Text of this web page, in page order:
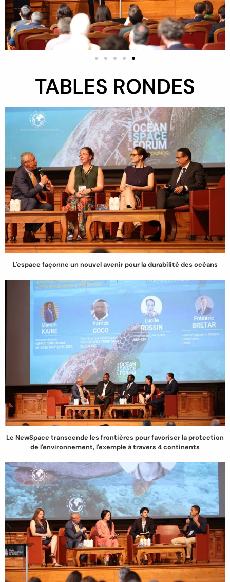
TABLES RONDES
L'espace façonne un nouvel avenir pour la durabilité des océans
Le NewSpace transcende les frontières pour favoriser la protection
de l'environnement, l'exemple à travers 4 continents